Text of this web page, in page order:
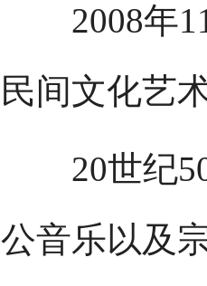
2008年11
民间文化艺
20世纪50
公音乐以及